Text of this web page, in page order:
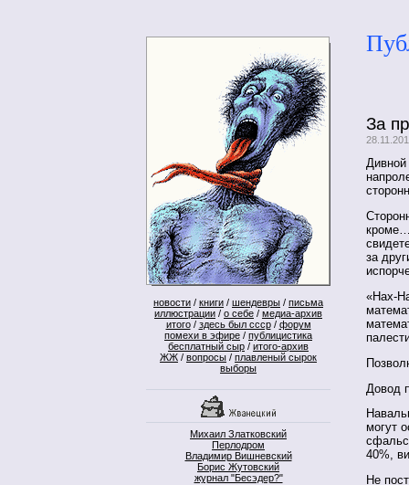
новости / книги / шендевры / письма
иллюстрации / о себе / медиа-архив
итого/ здесь был ссср/ форум
помехи в эфире / публицистика
бесплатный сыр / итого-архив
ЖЖ / вопросы / плавленый сырок
выборы
Михаил Златковский
Перлодром
Владимир Вишневский
Борис Жутовский
журнал "Бесэдер?"
За
Дивной
за
«Нах-
Довод
могут
40%,
Не